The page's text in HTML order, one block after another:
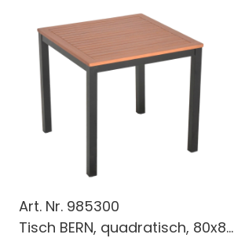
Art. Nr. 985300
Tisch BERN, quadratisch, 80x8...